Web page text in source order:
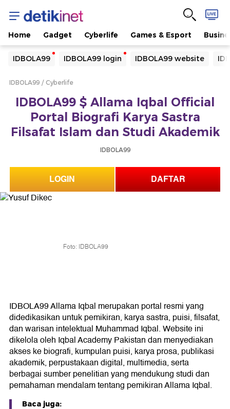
Home Gadget Cyberlife Games & Esport
IDBOLA99 IDBOLA99 login IDBOLA99 website
Yang sedang ramai dicari
Loading...
Loading...
IDBOLA99 Cyberlife
IDBOLA99 $ Allama Iqbal Official
Portal Biografi Karya Sastra
Filsafat Islam dan Studi Akademik
IDBOLA99
LOGIN DAFTAR
Foto: IDBOLA99
IDBOLA99 Allama Iqbal merupakan portal resmi yang
didedikasikan untuk pemikiran, karya sastra, puisi, filsafat,
dan warisan intelektual Muhammad Iqbal. Website ini
dikelola oleh Iqbal Academy Pakistan dan menyediakan
akses ke biografi, kumpulan puisi, karya prosa, publikasi
akademik, perpustakaan digital, multimedia, serta
berbagai sumber penelitian yang mendukung studi dan
pemahaman mendalam tentang pemikiran Allama Iqbal.
Baca juga: